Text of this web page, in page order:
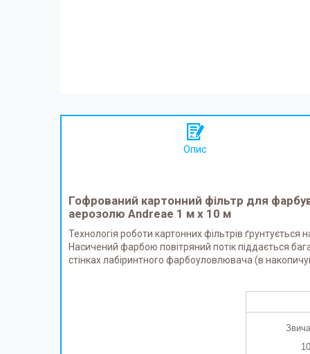
Опис
Гофрований картонний фільтр для
аерозолю Andreae 1 м х 10 м
Технологія роботи картонних фільтрів ґрунтується
Насичений фарбою повітряний потік піддається
стінках лабіринтного фарбоуловлювача (в